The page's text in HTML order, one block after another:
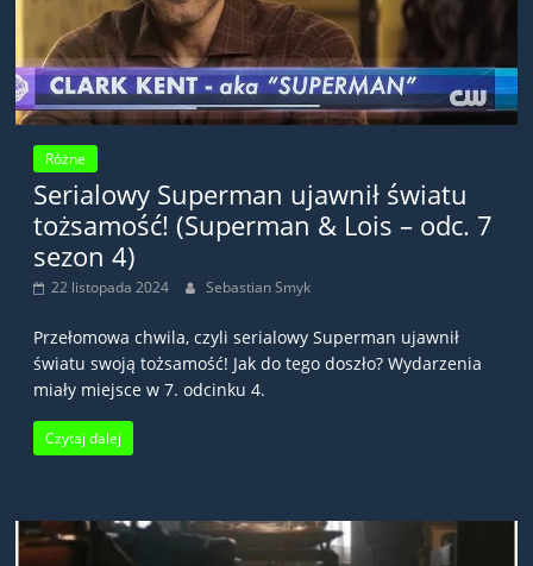
Różne
Serialowy Superman ujawnił światu
tożsamość! (Superman & Lois – odc. 7
sezon 4)
22 listopada 2024 Sebastian Smyk
Przełomowa chwila, czyli serialowy Superman ujawnił
światu swoją tożsamość! Jak do tego doszło? Wydarzenia
miały miejsce w 7. odcinku 4.
Czytaj dalej